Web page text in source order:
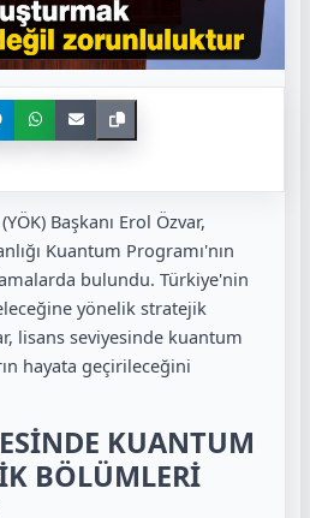
Başkanı Erol Özvar,
Kuantum Programı'nın
bulundu. Türkiye'nin
yönelik stratejik
lisans seviyesinde kuantum
hayata geçirileceğini
KUANTUM
BÖLÜMLERİ